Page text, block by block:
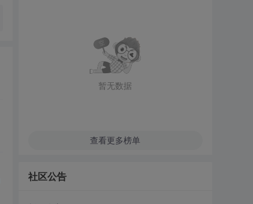
暂无数据
查看更多榜单
社区公告